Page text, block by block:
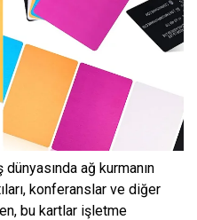
ağ kurmanın
konferanslar ve diğer
bu kartlar işletme